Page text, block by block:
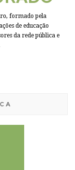
formado pela
de educação
da rede pública e